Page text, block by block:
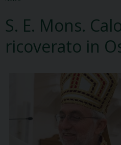
S. E. Mons.
ricoverato in